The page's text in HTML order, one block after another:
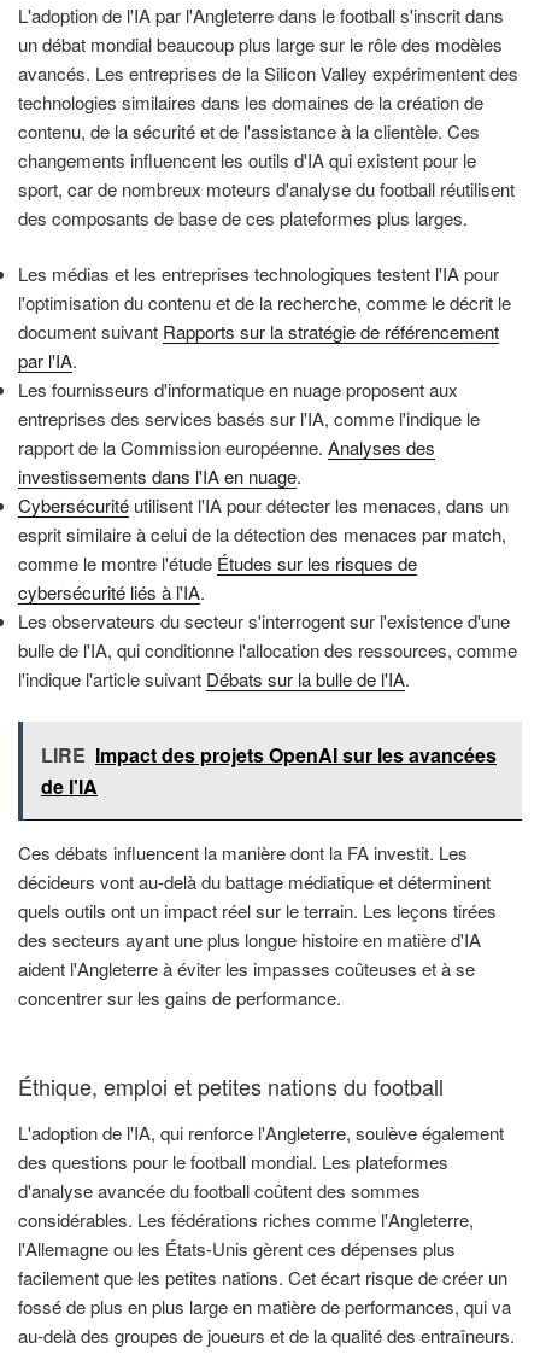
L'adoption de l'IA par l'Angleterre dans le football s'inscrit dans
un débat mondial beaucoup plus large sur le rôle des modèles
avancés. Les entreprises de la Silicon Valley expérimentent des
technologies similaires dans les domaines de la création de
contenu, de la sécurité et de l'assistance à la clientèle. Ces
changements influencent les outils d'IA qui existent pour le
sport, car de nombreux moteurs d'analyse du football réutilisent
des composants de base de ces plateformes plus larges.
Les médias et les entreprises technologiques testent l'IA pour
l'optimisation du contenu et de la recherche, comme le décrit le
document suivant Rapports sur la stratégie de référencement
par l'IA.
Les fournisseurs d'informatique en nuage proposent aux
entreprises des services basés sur l'IA, comme l'indique le
rapport de la Commission européenne. Analyses des
investissements dans l'IA en nuage.
Cybersécurité utilisent l'IA pour détecter les menaces, dans un
esprit similaire à celui de la détection des menaces par match,
comme le montre l'étude Études sur les risques de
cybersécurité liés à l'IA.
Les observateurs du secteur s'interrogent sur l'existence d'une
bulle de l'IA, qui conditionne l'allocation des ressources, comme
l'indique l'article suivant Débats sur la bulle de l'IA.
LIRE Impact des projets OpenAI sur les avancées
de l'IA
Ces débats influencent la manière dont la FA investit. Les
décideurs vont au-delà du battage médiatique et déterminent
quels outils ont un impact réel sur le terrain. Les leçons tirées
des secteurs ayant une plus longue histoire en matière d'IA
aident l'Angleterre à éviter les impasses coûteuses et à se
concentrer sur les gains de performance.
Éthique, emploi et petites nations du football
L'adoption de l'IA, qui renforce l'Angleterre, soulève également
des questions pour le football mondial. Les plateformes
d'analyse avancée du football coûtent des sommes
considérables. Les fédérations riches comme l'Angleterre,
l'Allemagne ou les États-Unis gèrent ces dépenses plus
facilement que les petites nations. Cet écart risque de créer un
fossé de plus en plus large en matière de performances, qui va
au-delà des groupes de joueurs et de la qualité des entraîneurs.